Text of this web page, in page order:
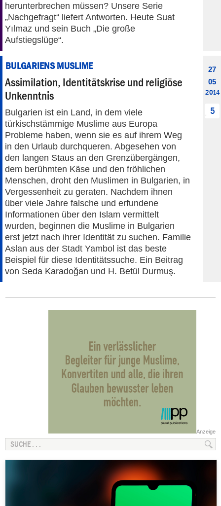
herunterbrechen müssen? Unsere Serie
„Nachgefragt“ liefert Antworten. Heute Suat
Yılmaz und sein Buch „Die große
Aufstiegslüge“.
BULGARIENS MUSLIME
Assimilation, Identitätskrise und religiöse
Unkenntnis
Bulgarien ist ein Land, in dem viele
türkischstämmige Muslime aus Europa
Probleme haben, wenn sie es auf ihrem Weg
in den Urlaub durchqueren. Abgesehen von
den langen Staus an den Grenzübergängen,
dem berühmten Käse und den fröhlichen
Menschen, droht den Muslimen in Bulgarien, in
Vergessenheit zu geraten. Nachdem ihnen
über viele Jahre falsche und erfundene
Informationen über den Islam vermittelt
wurden, beginnen die Muslime in Bulgarien
erst jetzt nach ihrer Identität zu suchen. Familie
Aslan aus der Stadt Yambol ist das beste
Beispiel für diese Identitätssuche. Ein Beitrag
von Seda Karadoğan und H. Betül Durmuş.
27
05
2014
5
Anzeige